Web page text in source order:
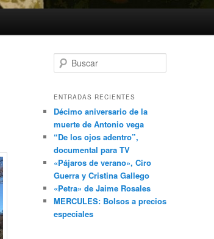
u
c
r
ENTRADAS RECIENTES
Décimo aniversario de la
muerte de Antonio vega
“De los ojos adentro”,
documental para TV
«Pájaros de verano», Ciro
Guerra y Cristina Gallego
«Petra» de Jaime Rosales
MERCULES: Bolsos a precios
especiales